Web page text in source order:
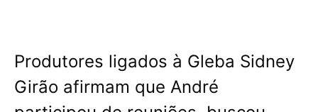
Produtores ligados à Gleba Sidney
Girão afirmam que André